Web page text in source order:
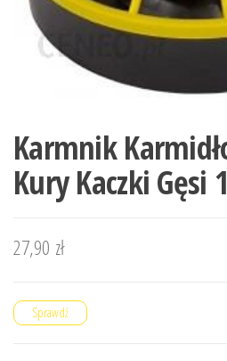
Karmnik
Kury Kaczki Gęsi
27,90 zł
Sprawdź